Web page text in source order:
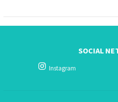
SOCIAL
Instagram